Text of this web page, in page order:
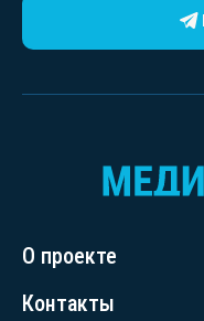
О проекте
Контакты